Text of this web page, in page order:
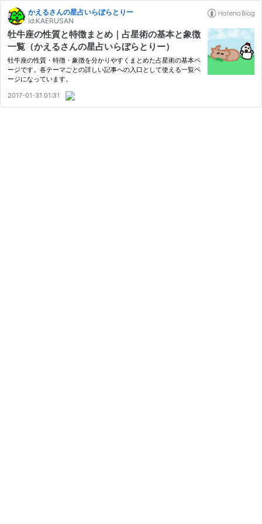
かえるさんの星占いらぼらとりー
id:KAERUSAN
牡牛座の性質と特徴まとめ｜占星術の基本と象徴
一覧（かえるさんの星占いらぼらとりー）
牡牛座の性質・特徴・象徴を分かりやすくまとめた占星術の基本ペ
ージです。各テーマごとの詳しい記事への入口として使える一覧ペ
ージになっています。
2017-01-31 01:31